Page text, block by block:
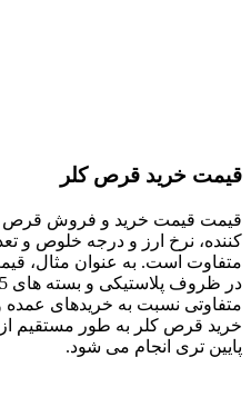
قیمت خرید قرص کلر
قیمت‌ قیمت خرید و فروش قرص
کننده، نرخ ارز و درجه خلوص و
متفاوتی نسبت به خریدهای عمده
خرید قرص کلر به طور مستقیم از
پایین تری انجام می شود.